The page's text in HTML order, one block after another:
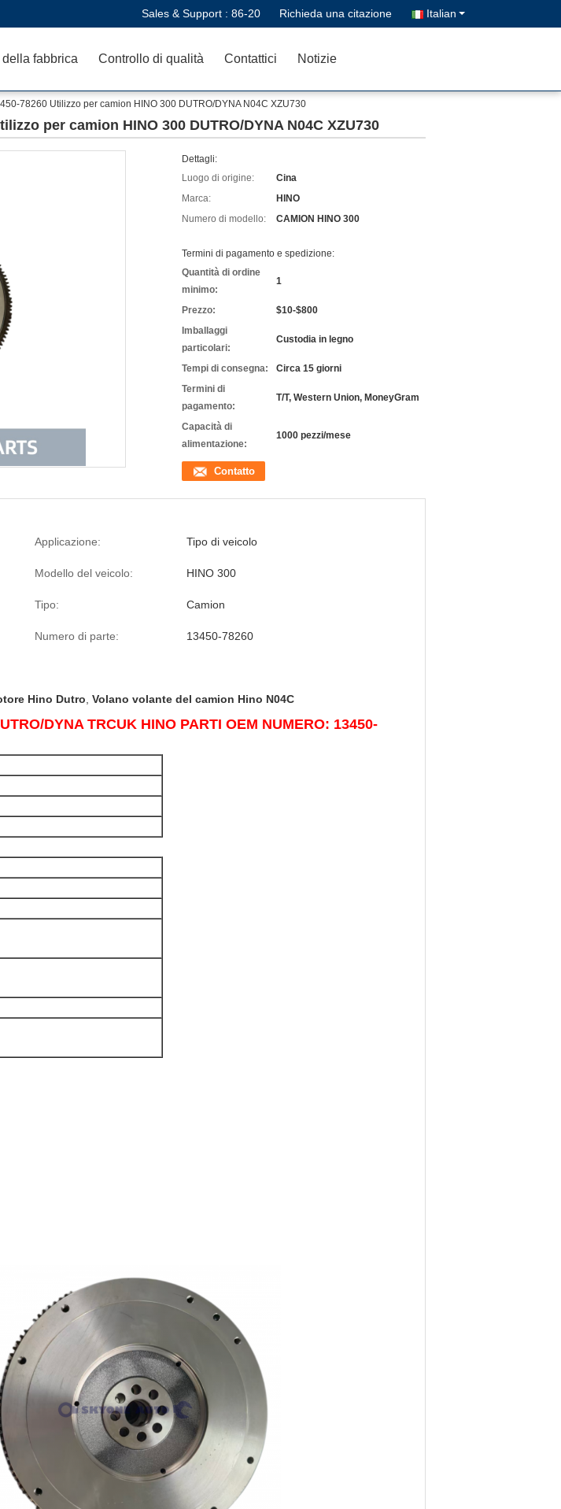
Sales & Support : 86-20 Richieda una citazione Italian
della fabbrica Controllo di qualità Contattici Notizie
78260 Utilizzo per camion HINO 300 DUTRO/DYNA N04C XZU730
per camion HINO 300 DUTRO/DYNA N04C XZU730
Dettagli:
Luogo di origine:
Cina
Marca:
HINO
Numero di modello:
CAMION HINO 300
Termini di pagamento e spedizione:
Quantità di ordine
minimo:
1
Prezzo:
$10-$800
Imballaggi
particolari:
Custodia in legno
Tempi di consegna:
Circa 15 giorni
Termini di
pagamento:
T/T, Western Union, MoneyGram
Capacità di
alimentazione:
1000 pezzi/mese
Contatto
Applicazione: Tipo di veicolo
Modello del veicolo: HINO 300
Tipo: Camion
Numero di parte: 13450-78260
Hino Dutro Volano volante del camion Hino N04C
DYNA TRCUK HINO PARTI OEM NUMERO: 13450-